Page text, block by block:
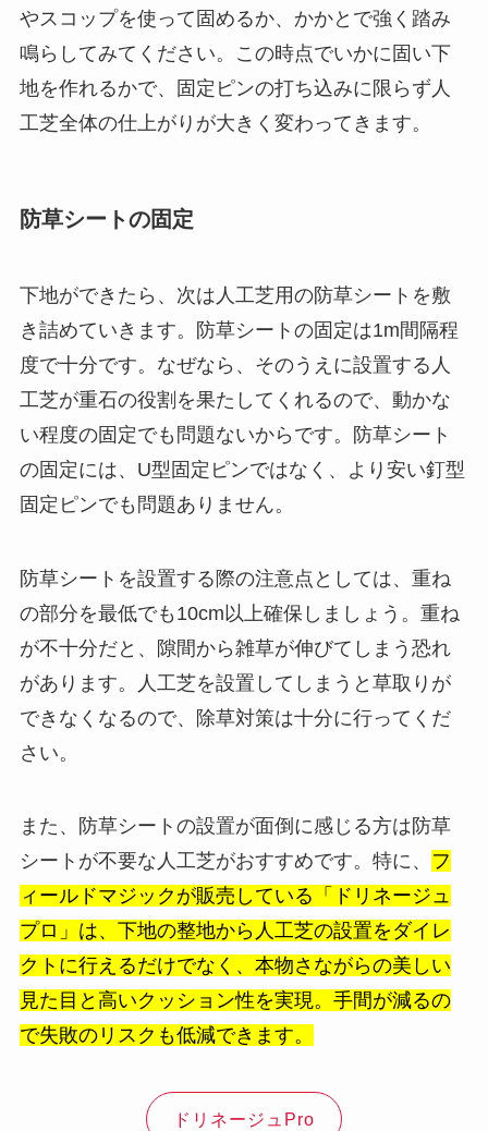
やスコップを使って固めるか、かかとで強く踏み
鳴らしてみてください。この時点でいかに固い下
地を作れるかで、固定ピンの打ち込みに限らず人
工芝全体の仕上がりが大きく変わってきます。
防草シートの固定
下地ができたら、次は人工芝用の防草シートを敷
き詰めていきます。防草シートの固定は1m間隔程
度で十分です。なぜなら、そのうえに設置する人
工芝が重石の役割を果たしてくれるので、動かな
い程度の固定でも問題ないからです。防草シート
の固定には、U型固定ピンではなく、より安い釘型
固定ピンでも問題ありません。
防草シートを設置する際の注意点としては、重ね
の部分を最低でも10cm以上確保しましょう。重ね
が不十分だと、隙間から雑草が伸びてしまう恐れ
があります。人工芝を設置してしまうと草取りが
できなくなるので、除草対策は十分に行ってくだ
さい。
また、防草シートの設置が面倒に感じる方は防草
シートが不要な人工芝がおすすめです。特に、
フ
ィールドマジックが販売している「ドリネージュ
プロ」は、下地の整地から人工芝の設置をダイレ
クトに行えるだけでなく、本物さながらの美しい
見た目と高いクッション性を実現。手間が減るの
で失敗のリスクも低減できます。
ドリネージュPro